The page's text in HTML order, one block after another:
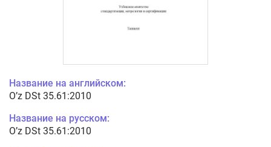
Название на английском:
O’z DSt 35.61:2010
Название на русском:
O’z DSt 35.61:2010